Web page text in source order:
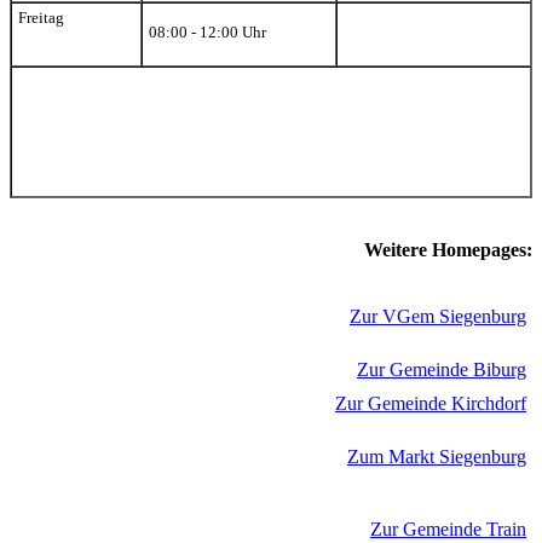
Freitag
08:00 - 12:00 Uhr
Weitere Homepages:
Zur VGem Siegenburg
Zur Gemeinde Biburg
Zur Gemeinde Kirchdorf
Zum Markt Siegenburg
Zur Gemeinde Train